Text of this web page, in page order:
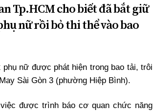
Tp.HCM cho biết đã bắt giữ
nữ rồi bỏ thi thể vào bao
nữ được phát hiện trong bao tải, trôi
Sài Gòn 3 (phường Hiệp Bình).
được trình báo cơ quan chức năng